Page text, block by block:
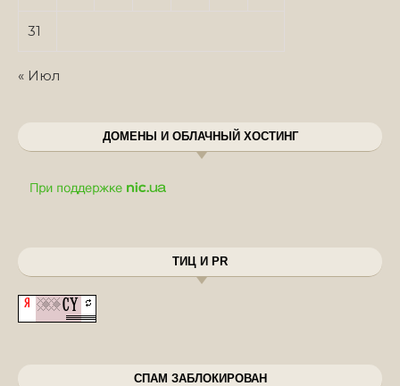
31
« Июл
ДОМЕНЫ И ОБЛАЧНЫЙ ХОСТИНГ
ТИЦ И PR
СПАМ ЗАБЛОКИРОВАН